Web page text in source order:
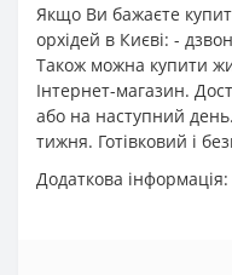
Якщо Ви бажаєте
орхідей в Києві: -
Також можна купити
Інтернет-магазин.
або на наступний
тижня. Готівковий і
Додаткова